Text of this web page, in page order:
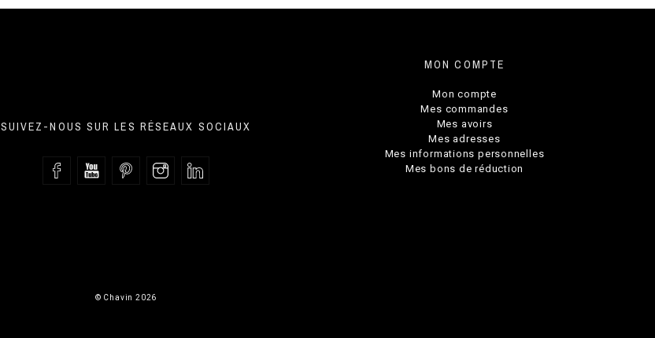
SUIVEZ-NOUS SUR LES RÉSEAUX SOCIAUX
MON COMPTE
Mon compte
Mes commandes
Mes avoirs
Mes adresses
Mes informations personnelles
Mes bons de réduction
© Chavin 2026